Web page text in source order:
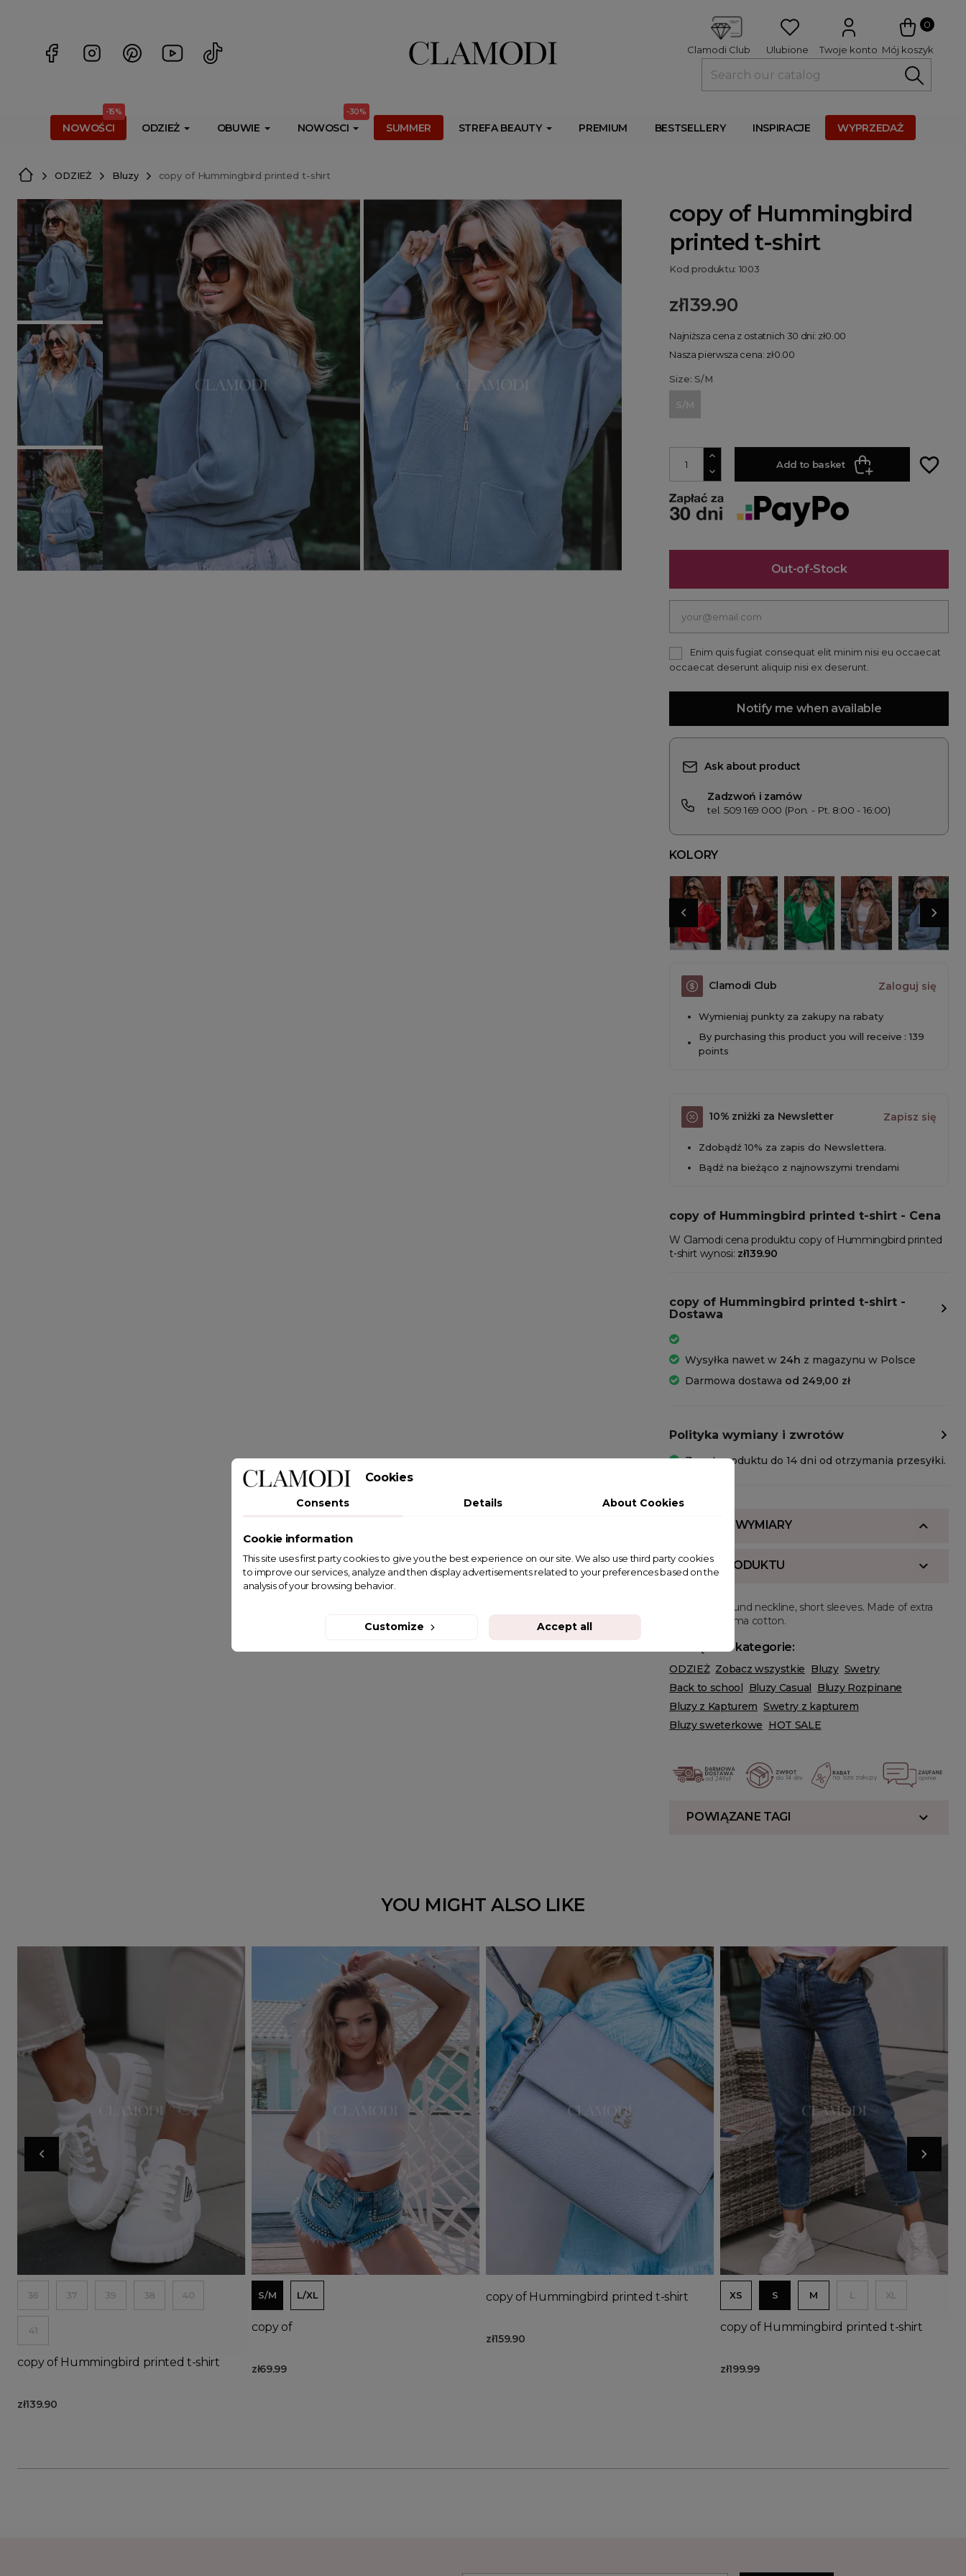
0
Mój koszyk
Twoje konto
Ulubione
Clamodi Club
NOWOŚCI
-15%
ODZIEŻ OBUWIE NOWOSCI
-30%
SUMMER STREFA BEAUTY PREMIUM BESTSELLERY INSPIRACJE WYPRZEDAŻ
ODZIEŻ Bluzy copy of Hummingbird printed t-shirt
copy of Hummingbird
printed t-shirt
Kod produktu: 1003
zł139.90
Najniższa cena z ostatnich 30 dni: zł0.00
Nasza pierwsza cena: zł0.00
Size: S/M
S/M
Add to basket favorite_border
Out-of-Stock
Enim quis fugiat consequat elit minim nisi eu occaecat
occaecat deserunt aliquip nisi ex deserunt.
Notify me when available
Ask about product
Zadzwoń i zamów
tel. 509 169 000 (Pon. - Pt. 8:00 - 16:00)
KOLORY
Clamodi Club Zaloguj się
Wymieniaj punkty za zakupy na rabaty
By purchasing this product you will receive : 139
points
10% zniżki za Newsletter Zapisz się
Zdobądź 10% za zapis do Newslettera.
Bądź na bieżąco z najnowszymi trendami
copy of Hummingbird printed t-shirt - Cena
W Clamodi cena produktu copy of Hummingbird printed
t-shirt wynosi: zł139.90
copy of Hummingbird printed t-shirt -
Dostawa
Wysyłka nawet w 24h z magazynu w Polsce
Darmowa dostawa od 249,00 zł
Polityka wymiany i zwrotów
Zwrot produktu do 14 dni od otrzymania przesyłki.
SKŁAD I WYMIARY
OPIS PRODUKTU
Regular fit, round neckline, short sleeves. Made of extra
long staple pima cotton.
Powiązane kategorie:
ODZIEŻ Zobacz wszystkie Bluzy Swetry
Back to school Bluzy Casual Bluzy Rozpinane
Bluzy z Kapturem Swetry z kapturem
Bluzy sweterkowe HOT SALE
POWIĄZANE TAGI
YOU MIGHT ALSO LIKE
Add to basket
Out-of-Stock
36 37 39 38 40
41
copy of Hummingbird printed t-shirt
zł139.90
Add to basket
S/M L/XL
copy of
zł69.99
Add to basket
Out-of-Stock
copy of Hummingbird printed t-shirt
zł159.90
XS S M L XL
copy of Hummingbird printed t-shirt
zł199.99
Cookies
Consents Details About Cookies
Cookie information
This site uses first party cookies to give you the best experience on our site. We also use third party cookies
to improve our services, analyze and then display advertisements related to your preferences based on the
analysis of your browsing behavior.
Customize Accept all